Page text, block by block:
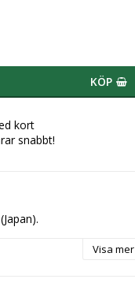
KÖP
kort
snabbt!
Visa mer